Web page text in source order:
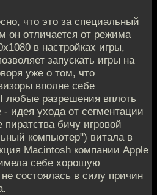
что это за специальный
он отличается от режима
в настройках игры,
запускать игры на
уже о том, что
вполне себе
любые разрешения вплоть
идея ухода от сегментации
бичу игровой
компьютер") витала в
Macintosh компании Apple
себе хорошую
состоялась в силу причин